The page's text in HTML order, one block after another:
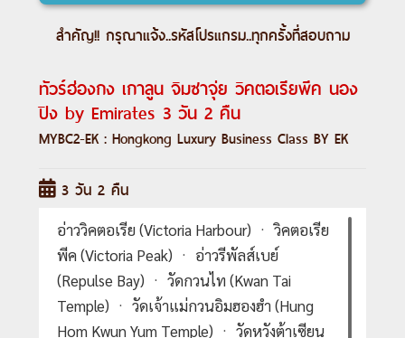
สำคัญ!! กรุณาแจ้ง..รหัสโปรแกรม..ทุกครั้งที่สอบถาม
ทัวร์ฮ่องกง เกาลูน จิมซาจุ่ย วิคตอเรียพีค นอง
ปิง by Emirates 3 วัน 2 คืน
MYBC2-EK : Hongkong Luxury Business Class BY EK
3 วัน 2 คืน
อ่าววิคตอเรีย (Victoria Harbour) ㆍ วิคตอเรีย
พีค (Victoria Peak) ㆍ อ่าวรีพัลส์เบย์
(Repulse Bay) ㆍ วัดกวนไท (Kwan Tai
Temple) ㆍ วัดเจ้าแม่กวนอิมฮองฮำ (Hung
Hom Kwun Yum Temple) ㆍ วัดหวังต้าเซียน